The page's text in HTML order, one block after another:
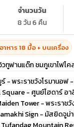
จำนวนวัน
8 วัน 6 คืน
อาหาร 18 มื้อ + บนเครื่อง
วทูฟานแด๊ก ชมภูเขาไฟโค
- พระราชวังโรมานอฟ
- ศูนย์ไฮดาร์ อา
Tower - พระราชวั
Sign - มัสยิดจูม่